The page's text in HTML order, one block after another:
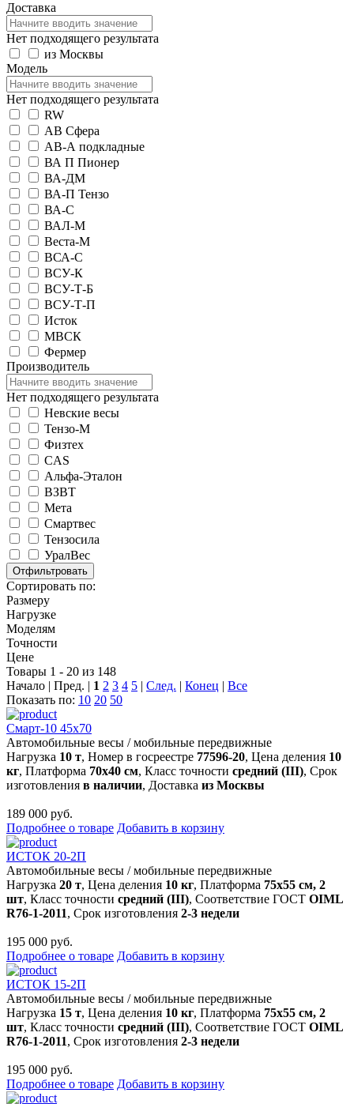
Доставка
Нет подходящего результата
из Москвы
Модель
Нет подходящего результата
RW
АВ Сфера
АВ-А подкладные
ВА П Пионер
ВА-ДМ
ВА-П Тензо
ВА-С
ВАЛ-М
Веста-М
ВСА-С
ВСУ-К
ВСУ-Т-Б
ВСУ-Т-П
Исток
МВСК
Фермер
Производитель
Нет подходящего результата
Невские весы
Тензо-М
Физтех
CAS
Альфа-Эталон
ВЗВТ
Мета
Смартвес
Тензосила
УралВес
Сортировать по:
Размеру
Нагрузке
Моделям
Точности
Цене
Товары 1 - 20 из 148
Начало | Пред. | 1 2 3 4 5 | След. | Конец | Все
Показать по: 10 20 50
Смарт-10 45x70
Автомобильные весы /мобильные передвижные
Нагрузка 10 т, Номер в госреестре 77596-20, Цена деления 10
кг, Платформа 70х40 см, Класс точности средний (III), Срок
изготовления в наличии, Доставка из Москвы
189 000 руб.
Подробнее о товаре Добавить в корзину
ИСТОК 20-2П
Автомобильные весы /мобильные передвижные
Нагрузка 20 т, Цена деления 10 кг, Платформа 75х55 см, 2
шт, Класс точности средний (III), Соответствие ГОСТ OIML
R76-1-2011, Срок изготовления 2-3 недели
195 000 руб.
Подробнее о товаре Добавить в корзину
ИСТОК 15-2П
Автомобильные весы /мобильные передвижные
Нагрузка 15 т, Цена деления 10 кг, Платформа 75х55 см, 2
шт, Класс точности средний (III), Соответствие ГОСТ OIML
R76-1-2011, Срок изготовления 2-3 недели
195 000 руб.
Подробнее о товаре Добавить в корзину